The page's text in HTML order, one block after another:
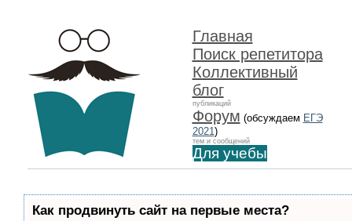
Главная
Поиск репетитора
Коллективный
блог
публикаций
Форум (обсуждаем ЕГЭ
2021)
тем и сообщений
Для учебы
Как продвинуть сайт на первые места?